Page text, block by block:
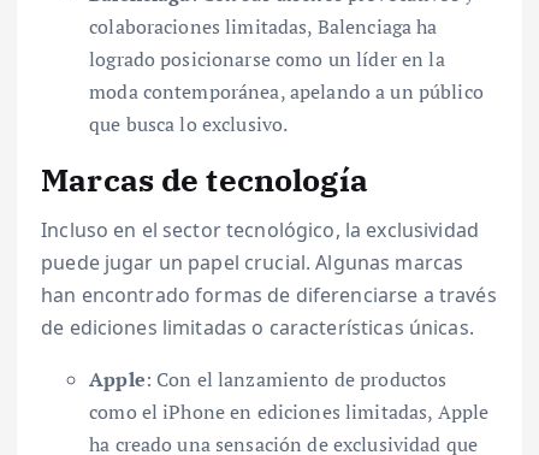
colaboraciones limitadas, Balenciaga ha
logrado posicionarse como un líder en la
moda contemporánea, apelando a un público
que busca lo exclusivo.
Marcas de tecnología
Incluso en el sector tecnológico, la exclusividad
puede jugar un papel crucial. Algunas marcas
han encontrado formas de diferenciarse a través
de ediciones limitadas o características únicas.
Apple: Con el lanzamiento de productos
como el iPhone en ediciones limitadas, Apple
ha creado una sensación de exclusividad que